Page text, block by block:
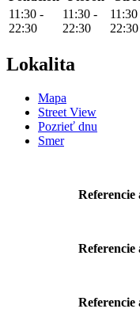
11:30 -
22:30
11:30 -
22:30
11:30
22:30
Lokalita
Mapa
Street View
Pozrieť dnu
Smer
Referencie
Referencie
Referencie